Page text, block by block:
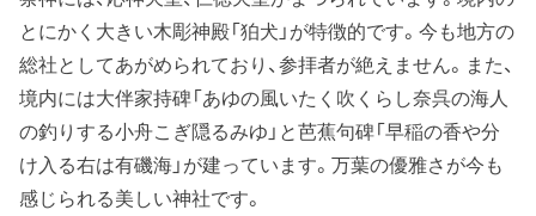
とにかく大きい木彫神殿「狛犬」が特徴的です。今も地方の
総社としてあがめられており、参拝者が絶えません。また、
境内には大伴家持碑「あゆの風いたく吹くらし奈呉の海人
の釣りする小舟こぎ隠るみゆ」と芭蕉句碑「早稲の香や分
け入る右は有磯海」が建っています。万葉の優雅さが今も
感じられる美しい神社です。